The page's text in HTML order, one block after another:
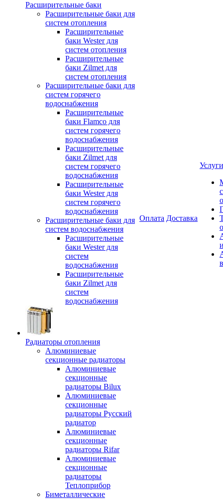
Расширительные баки
Расширительные баки для
систем отопления
Расширительные
баки Wester для
систем отопления
Расширительные
баки Zilmet для
систем отопления
Расширительные баки для
систем горячего
водоснабжения
Расширительные
баки Flamco для
систем горячего
водоснабжения
Расширительные
баки Zilmet для
систем горячего
водоснабжения
Расширительные
баки Wester для
систем горячего
водоснабжения
Расширительные баки для
систем водоснабжения
Расширительные
баки Wester для
систем
водоснабжения
Расширительные
баки Zilmet для
систем
водоснабжения
Радиаторы отопления
Алюминиевые
секционные радиаторы
Алюминиевые
секционные
радиаторы Bilux
Алюминиевые
секционные
радиаторы Русский
радиатор
Алюминиевые
секционные
радиаторы Rifar
Алюминиевые
секционные
радиаторы
Теплоприбор
Биметаллические
Оплата Доставка
Услуги